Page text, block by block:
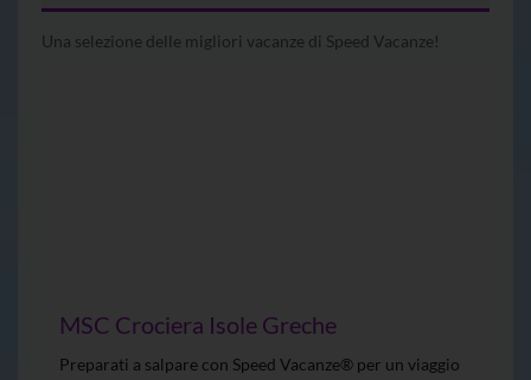
Una selezione delle migliori vacanze di Speed Vacanze!
MSC Crociera Isole Greche
Preparati a salpare con Speed Vacanze® per un viaggio